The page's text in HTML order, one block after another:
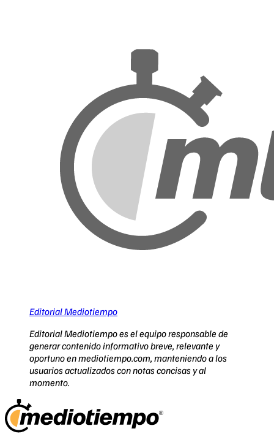
Editorial Mediotiempo
Editorial Mediotiempo es el equipo responsable de
generar contenido informativo breve, relevante y
oportuno en mediotiempo.com, manteniendo a los
usuarios actualizados con notas concisas y al
momento.